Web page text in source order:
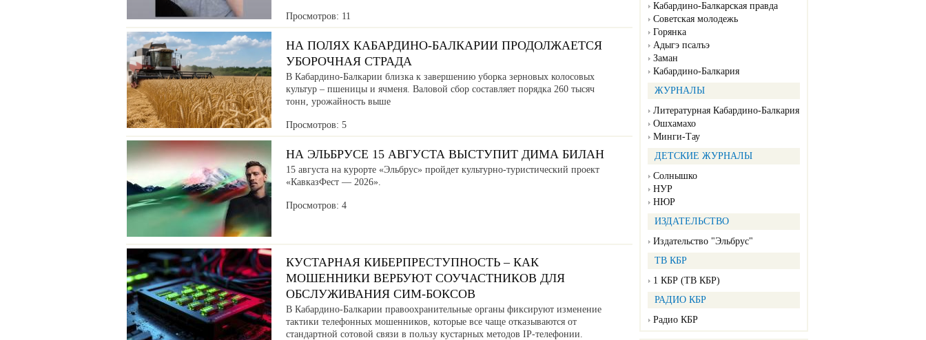
Кабардино-Балкарская правда
Советская молодежь
Горянка
Адыгэ псалъэ
Заман
Кабардино-Балкария
ЖУРНАЛЫ
Литературная Кабардино-Балкария
Ошхамахо
Минги-Тау
ДЕТСКИЕ ЖУРНАЛЫ
Солнышко
НУР
НЮР
ИЗДАТЕЛЬСТВО
Издательство "Эльбрус"
ТВ КБР
1 КБР (ТВ КБР)
РАДИО КБР
Радио КБР
Просмотров: 11
НА ПОЛЯХ КАБАРДИНО-БАЛКАРИИ ПРОДОЛЖАЕТСЯ
УБОРОЧНАЯ СТРАДА
В Кабардино-Балкарии близка к завершению уборка зерновых колосовых
культур – пшеницы и ячменя. Валовой сбор составляет порядка 260 тысяч
тонн, урожайность выше
Просмотров: 5
НА ЭЛЬБРУСЕ 15 АВГУСТА ВЫСТУПИТ ДИМА БИЛАН
15 августа на курорте «Эльбрус» пройдет культурно-туристический проект
«КавказФест — 2026».
Просмотров: 4
КУСТАРНАЯ КИБЕРПРЕСТУПНОСТЬ – КАК
МОШЕННИКИ ВЕРБУЮТ СОУЧАСТНИКОВ ДЛЯ
ОБСЛУЖИВАНИЯ СИМ-БОКСОВ
В Кабардино-Балкарии правоохранительные органы фиксируют изменение
тактики телефонных мошенников, которые все чаще отказываются от
стандартной сотовой связи в пользу кустарных методов IP-телефонии.